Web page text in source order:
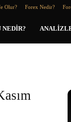
Olur? Forex Nedir?
NEDIR?